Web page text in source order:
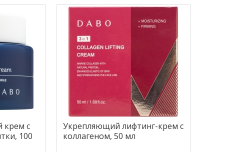
крем с
100
Укрепляющий лифтинг-крем с
коллагеном, 50 мл